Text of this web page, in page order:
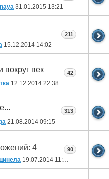
31.01.2015 13:21
15.12.2014 14:02
211
вокруг век
12.12.2014 22:38
42
21.08.2014 09:15
313
19.07.2014 11:52
90